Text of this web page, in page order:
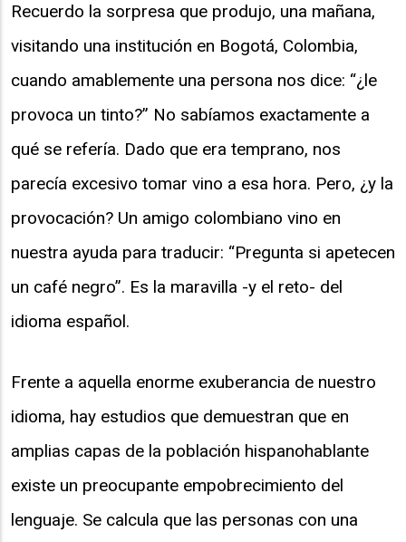
Recuerdo la sorpresa que produjo, una mañana,
visitando una institución en Bogotá, Colombia,
cuando amablemente una persona nos dice: “¿le
provoca un tinto?” No sabíamos exactamente a
qué se refería. Dado que era temprano, nos
parecía excesivo tomar vino a esa hora. Pero, ¿y la
provocación? Un amigo colombiano vino en
nuestra ayuda para traducir: “Pregunta si apetecen
un café negro”. Es la maravilla -y el reto- del
idioma español.
Frente a aquella enorme exuberancia de nuestro
idioma, hay estudios que demuestran que en
amplias capas de la población hispanohablante
existe un preocupante empobrecimiento del
lenguaje. Se calcula que las personas con una